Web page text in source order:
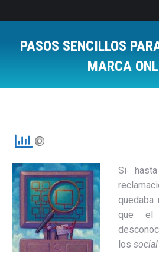
PASOS SENCILLOS
MARCA
Si
quedaba
que
los